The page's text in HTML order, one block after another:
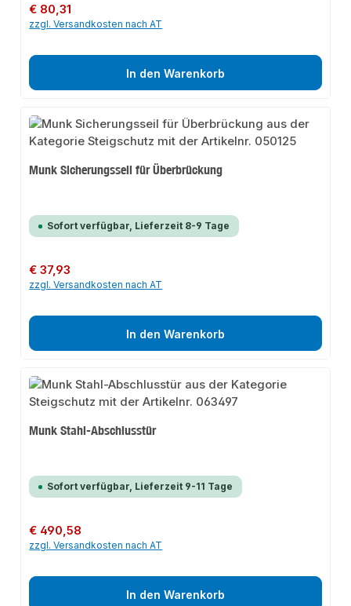
Regulärer Preis:
€ 80,31
zzgl. Versandkosten nach AT
In den Warenkorb
Munk Sicherungsseil für Überbrückung
Sofort verfügbar, Lieferzeit 8-9 Tage
Regulärer Preis:
€ 37,93
zzgl. Versandkosten nach AT
In den Warenkorb
Munk Stahl-Abschlusstür
Sofort verfügbar, Lieferzeit 9-11 Tage
Regulärer Preis:
€ 490,58
zzgl. Versandkosten nach AT
In den Warenkorb